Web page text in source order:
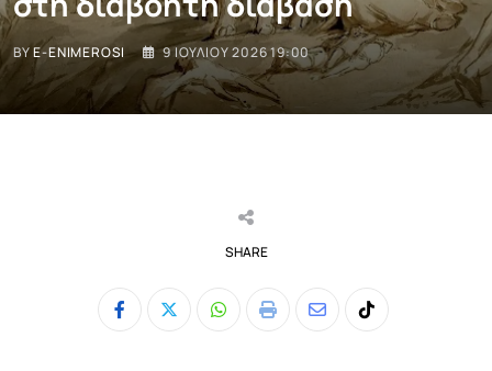
BYE-ENIMEROSI 9 ΙΟΥΛΊΟΥ 2026 19:00
SHARE
Whatsapp
Print
ShareTiktok